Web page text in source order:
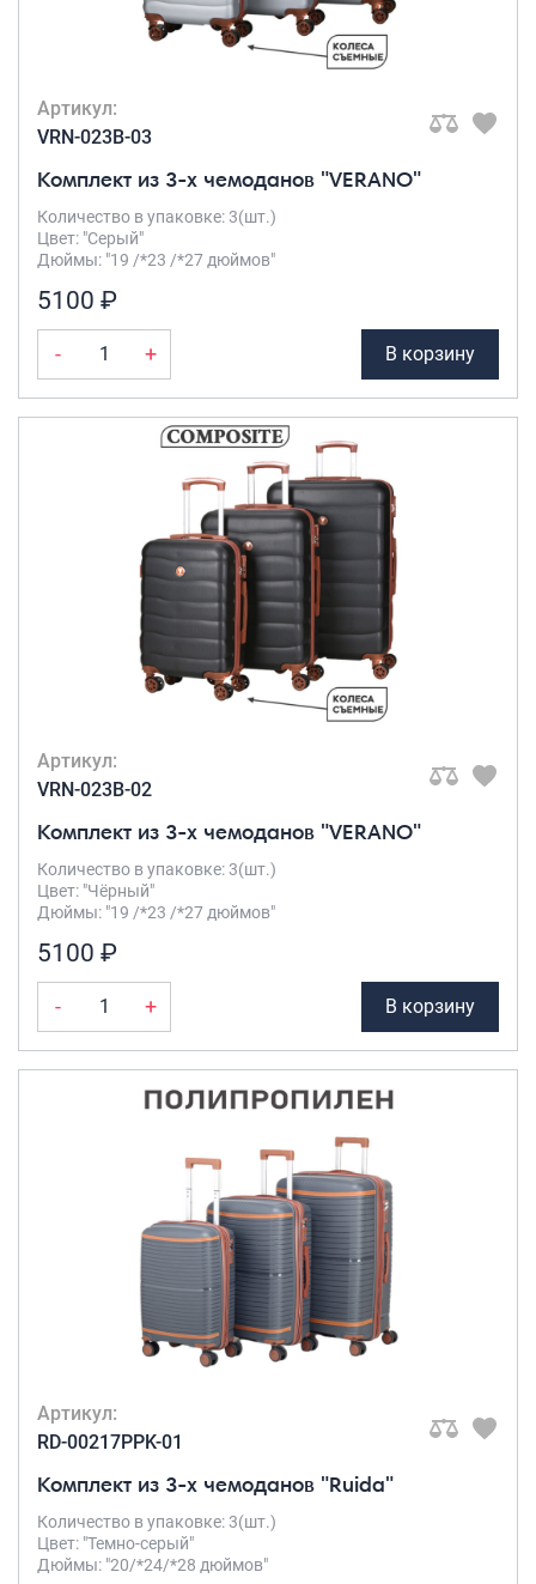
Саквояжи
Распродажа
Сумки деловые
Сумки поясные
Сумки-рюкзаки на колёсах
Рюкзаки
Рюкзаки городские
Рюкзаки школьные
Рюкзаки подростковые
Ранцы школьные
Рюкзаки детские
Рюкзаки туристические
Рюкзаки для охоты-рыбалки
Рюкзаки на колесах
Аксессуары
Чехлы для чемоданов
Артикул:
VRN-023B-03
Комплект из 3-х чемоданов "VERANO"
Количество в упаковке: 3(шт.)
Цвет: "Серый"
Дюймы: "19 /*23 /*27 дюймов"
5100 ₽
- + В корзину
Артикул:
VRN-023B-02
Комплект из 3-х чемоданов "VERANO"
Количество в упаковке: 3(шт.)
Цвет: "Чёрный"
Дюймы: "19 /*23 /*27 дюймов"
5100 ₽
- + В корзину
Артикул:
RD-00217PPK-01
Комплект из 3-х чемоданов "Ruida"
Количество в упаковке: 3(шт.)
Цвет: "Темно-серый"
Дюймы: "20/*24/*28 дюймов"